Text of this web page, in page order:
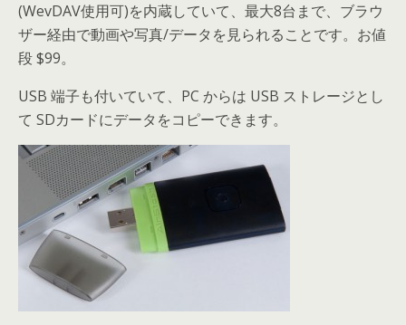
(WevDAV使用可)を内蔵していて、最大8台まで、ブラウ
ザー経由で動画や写真/データを見られることです。お値
段 $99。
USB 端子も付いていて、PC からは USB ストレージとし
て SDカードにデータをコピーできます。